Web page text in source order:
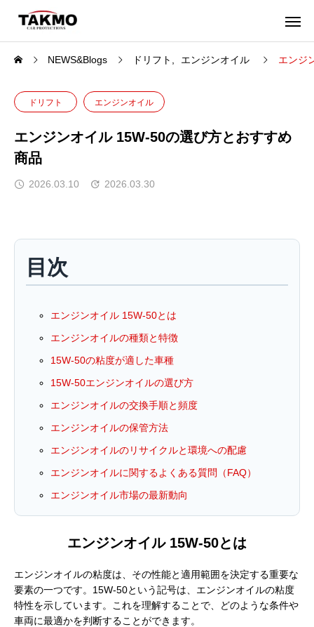
NEWS&Blogs ドリフト エンジンオイル エンジ
ドリフト エンジンオイル
エンジンオイル 15W-50の選び方とおすすめ
商品
2026.03.10 2026.03.30
目次
エンジンオイル 15W-50とは
エンジンオイルの種類と特徴
15W-50の粘度が適した車種
15W-50エンジンオイルの選び方
エンジンオイルの交換手順と頻度
エンジンオイルの保管方法
エンジンオイルのリサイクルと環境への配慮
エンジンオイルに関するよくある質問（FAQ）
エンジンオイル市場の最新動向
エンジンオイル 15W-50とは
エンジンオイルの粘度は、その性能と適用範囲を決定する重要な
要素の一つです。15W-50という記号は、エンジンオイルの粘度
特性を示しています。これを理解することで、どのような条件や
車両に最適かを判断することができます。